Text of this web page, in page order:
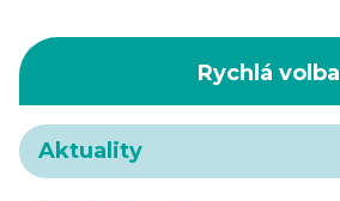
Rychlá volba
Aktuality